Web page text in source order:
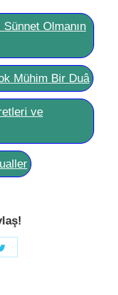
Olmanın
Mühim Bir Duâ
ve